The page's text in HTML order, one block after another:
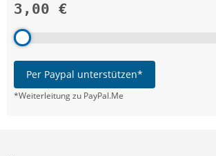
3,00 €
Per Paypal unterstützen*
*Weiterleitung zu PayPal.Me